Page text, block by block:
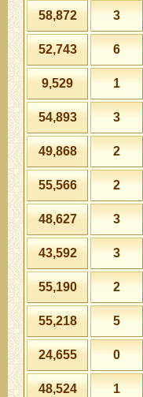
3
58,872
6
52,743
1
9,529
3
54,893
2
49,868
2
55,566
3
48,627
3
43,592
2
55,190
5
55,218
0
24,655
1
48,524